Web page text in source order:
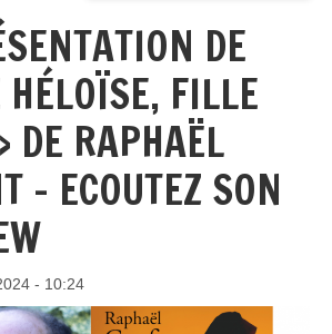
DE
FILLE
DE RAPHAËL
- ECOUTEZ SON
- 10:24